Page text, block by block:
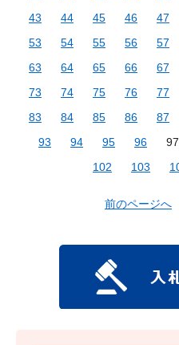
43
44 45 46 47
53
54 55 56 57
63
64 65 66 67
73
74 75 76 77
83
84 85 86 87
93
94 95 96 97
102
103
前のページへ